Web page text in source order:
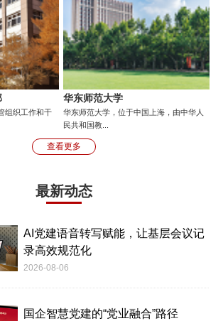
组织工作和干
华东师范大学
华东师范大学，位于中国上海，由中华人
民共和国教...
查看更多
最新动态
AI党建语音转写赋能，让基层会议记
录高效规范化
2026-08-06
国企智慧党建的“党业融合”路径